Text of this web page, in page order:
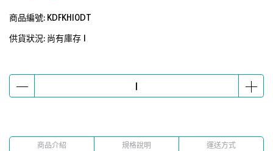
商品編號: KDFKH10DT
供貨狀況: 尚有庫存 1
商品介紹 規格說明 運送方式